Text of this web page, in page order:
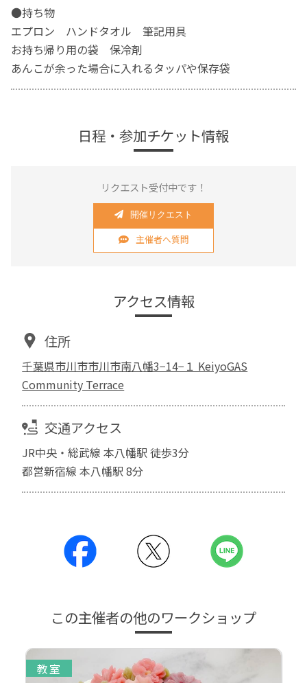
●持ち物
エプロン ハンドタオル 筆記用具
お持ち帰り用の袋 保冷剤
あんこが余った場合に入れるタッパや保存袋
日程・参加チケット情報
リクエスト受付中です！
開催リクエスト
主催者へ質問
アクセス情報
住所
千葉県市川市市川市南八幡3−14−１ KeiyoGAS
Community Terrace
交通アクセス
JR中央・総武線 本八幡駅 徒歩3分
都営新宿線 本八幡駅 8分
この主催者の他のワークショップ
教室